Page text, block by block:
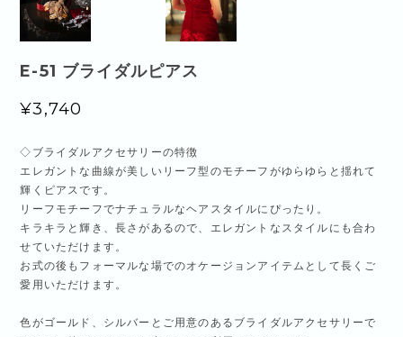
E-51 ブライダルピアス
¥3,740
◇ブライダルアクセサリーの特徴
エレガントな曲線が美しいリーフ型のモチーフがゆらゆらと揺れて
輝くピアスです。
リーフモチーフでナチュラルなヘアスタイルにぴったり。
キラキラと輝き、長さがあるので、エレガントなスタイルにも合わ
せていただけます。
お式の後もフォーマルな場でのオケージョンアイテムとして長くご
愛用いただけます。
色がゴールド、シルバーとご用意のあるブライダルアクセサリーで